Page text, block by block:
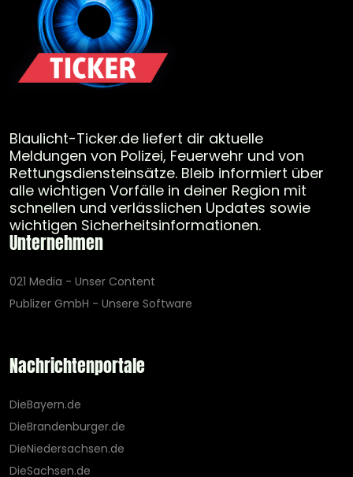
Blaulicht-Ticker.de liefert dir aktuelle
Meldungen von Polizei, Feuerwehr und von
Rettungsdiensteinsätze. Bleib informiert über
alle wichtigen Vorfälle in deiner Region mit
schnellen und verlässlichen Updates sowie
wichtigen Sicherheitsinformationen.
Unternehmen
021 Media - Unser Content
Publizer GmbH - Unsere Software
Nachrichtenportale
DieBayern.de
DieBrandenburger.de
DieNiedersachsen.de
DieSachsen.de